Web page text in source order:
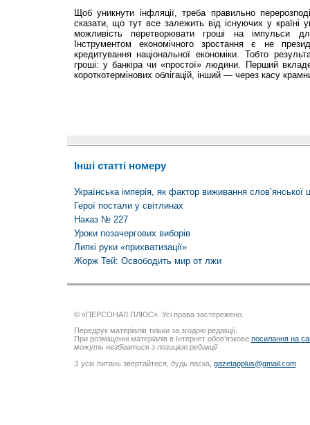
Щоб уникнути інфляції, треба правильно
сказати, що тут все залежить від існуючих у
можливість перетворювати гроші на імпульси
Інструментом економічного зростання є не
кредитування національної економіки. Тобто
гроші: у банкіра чи «простої» людини. Перший
короткотермінових облігацій, інший — через касу
Інші статті номеру
Українська імперія, як фактор виживання слов’янської
Герої постали у світлинах
Наказ № 227
Уроки позачергових виборів
Липкі руки «прихватизації»
Жорж Тей: Освободить мир от лжи
© «ПЕРСОНАЛ ПЛЮС». Усі права застережено.
Передрук матеріалів тільки за згодою редакції.
При розміщенні матеріалів в Інтернет обов’язкове посилання на
можуть незбігатися з позицією редакції
З усіх питань звертайтеся, будь ласка, gazetapplus@gmail.com